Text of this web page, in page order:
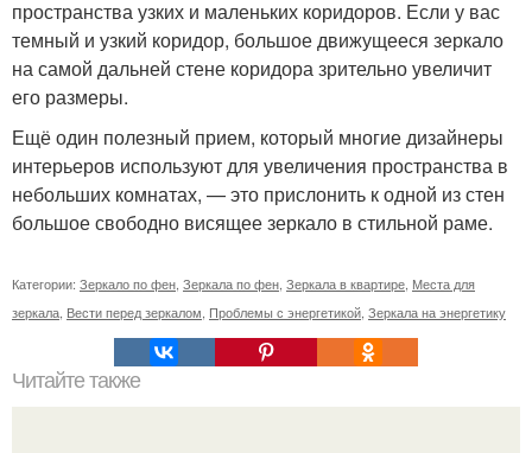
пространства узких и маленьких коридоров. Если у вас
темный и узкий коридор, большое движущееся зеркало
на самой дальней стене коридора зрительно увеличит
его размеры.
Ещё один полезный прием, который многие дизайнеры
интерьеров используют для увеличения пространства в
небольших комнатах, — это прислонить к одной из стен
большое свободно висящее зеркало в стильной раме.
Категории: Зеркало по фен, Зеркала по фен, Зеркала в квартире, Места для
зеркала, Вести перед зеркалом, Проблемы с энергетикой, Зеркала на энергетику
Читайте также